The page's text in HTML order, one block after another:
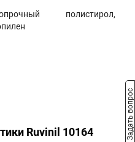
полистирол,
Ruvinil 10164 Задать вопрос